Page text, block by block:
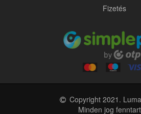
Fizetés
Copyright 2021.
Minden jog